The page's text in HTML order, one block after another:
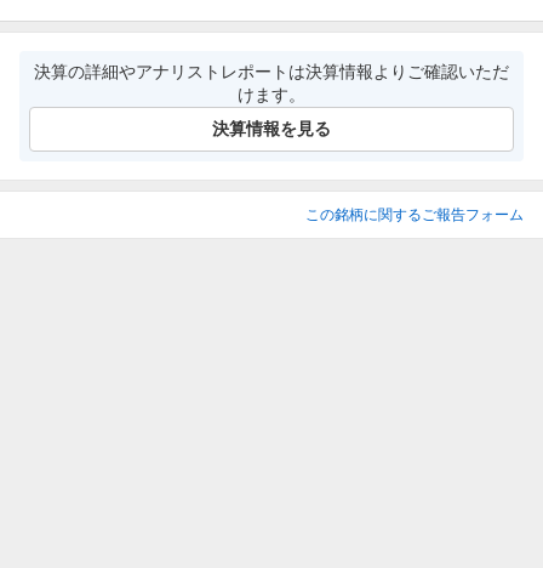
決算の詳細やアナリストレポートは決算情報よりご確認いただ
けます。
決算情報を見る
この銘柄に関するご報告フォーム